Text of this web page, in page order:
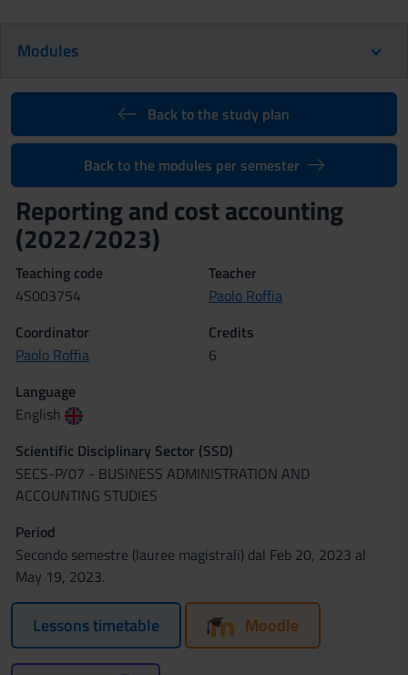
Modules
Back to the study plan
Back to the modules per semester
Reporting and cost accounting
(2022/2023)
Teaching code
4S003754
Teacher
Paolo Roffia
Coordinator
Paolo Roffia
Credits
6
Language
English
Scientific Disciplinary Sector (SSD)
SECS-P/07 - BUSINESS ADMINISTRATION AND
ACCOUNTING STUDIES
Period
Secondo semestre (lauree magistrali) dal Feb 20, 2023 al
May 19, 2023.
Lessons timetable Moodle